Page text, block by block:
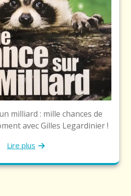
milliard : mille chances de
avec Gilles Legardinier !
Lire plus